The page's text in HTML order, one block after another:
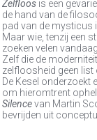
Zelfloos is een
de hand van de
pad van de mysticus
Maar wie, tenzij een
zoeken velen
Zelf die de
zelfloosheid geen
De Kesel onderzoekt
om hieromtrent
Silencevan Martin
bevrijden uit